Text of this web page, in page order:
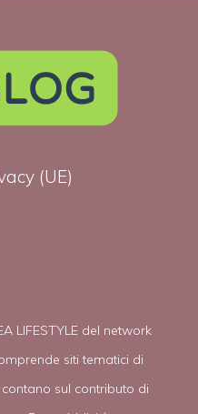
(UE)
LIFESTYLE del network
siti tematici di
sul contributo di